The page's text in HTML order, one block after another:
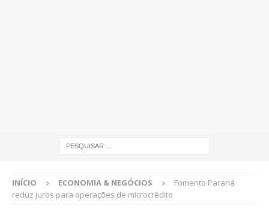
INÍCIO ECONOMIA & NEGÓCIOS
Fomento Paraná
reduz juros para operações de microcrédito